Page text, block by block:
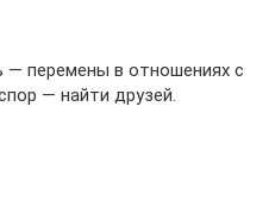
перемены в отношениях с
— найти друзей.